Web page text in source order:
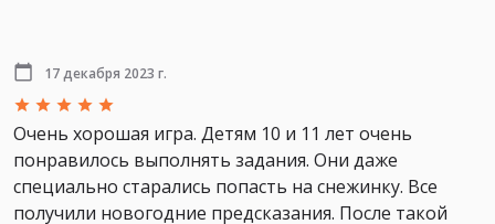
17 декабря 2023 г.
Очень хорошая игра. Детям 10 и 11 лет очень
понравилось выполнять задания. Они даже
специально старались попасть на снежинку. Все
получили новогодние предсказания. После такой